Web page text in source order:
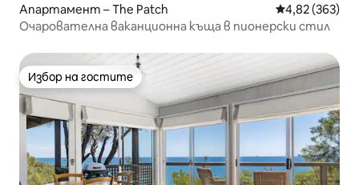
Апартамент – The Patch Средна
4,82 (363)
Очарователна ваканционна къща в пионерски стил
Избор на гостите
Избор на гостите